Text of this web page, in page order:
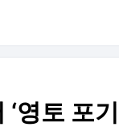
영토 포기